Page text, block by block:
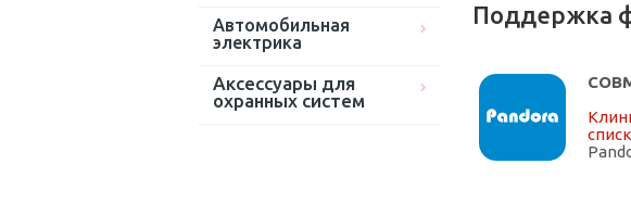
Автомобильная
электрика
Аксессуары для
охранных систем
Поддержка